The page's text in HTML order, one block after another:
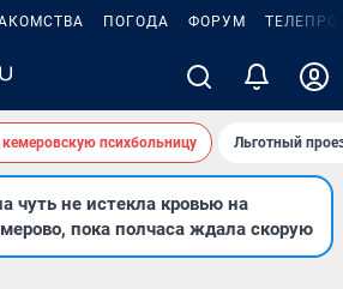
ПОГОДА ФОРУМ
психбольницу Льготный
чуть не истекла кровью на
пока полчаса ждала скорую